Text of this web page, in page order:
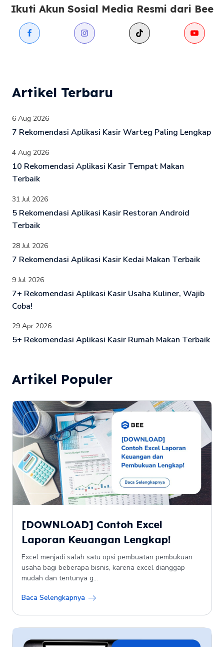
Ikuti Akun Sosial Media Resmi dari Bee
Artikel Terbaru
6 Aug 2026
7 Rekomendasi Aplikasi Kasir Warteg Paling Lengkap
4 Aug 2026
10 Rekomendasi Aplikasi Kasir Tempat Makan
Terbaik
31 Jul 2026
5 Rekomendasi Aplikasi Kasir Restoran Android
Terbaik
28 Jul 2026
7 Rekomendasi Aplikasi Kasir Kedai Makan Terbaik
9 Jul 2026
7+ Rekomendasi Aplikasi Kasir Usaha Kuliner, Wajib
Coba!
29 Apr 2026
5+ Rekomendasi Aplikasi Kasir Rumah Makan Terbaik
Artikel Populer
[DOWNLOAD] Contoh Excel
Laporan Keuangan Lengkap!
Excel menjadi salah satu opsi pembuatan pembukuan
usaha bagi beberapa bisnis, karena excel dianggap
mudah dan tentunya g...
Baca Selengkapnya